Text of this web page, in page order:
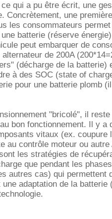
qui a pu être écrit, une
Concrètement, une
les consommateurs
batterie (réserve
peut embarquer de
de 200A
(décharge de la
à des SOC (state of
pour une batterie plomb
"bricolé", il
bon fonctionnement. Il y
vitaux (ex. coupure
au contrôle moteur ou autre
les stratégies de
que pendant les
autres cas) qui permettent
une adaptation de la